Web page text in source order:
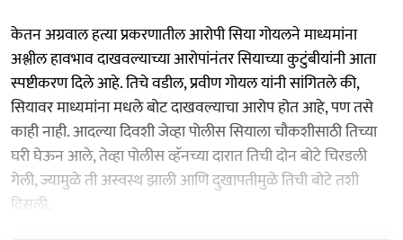
केतन अग्रवाल हत्या प्रकरणातील आरोपी सिया गोयलने माध्यमांना
अश्लील हावभाव दाखवल्याच्या आरोपांनंतर सियाच्या कुटुंबीयांनी आता
स्पष्टीकरण दिले आहे. तिचे वडील, प्रवीण गोयल यांनी सांगितले की,
सियावर माध्यमांना मधले बोट दाखवल्याचा आरोप होत आहे, पण तसे
काही नाही. आदल्या दिवशी जेव्हा पोलीस सियाला चौकशीसाठी तिच्या
घरी घेऊन आले, तेव्हा पोलीस व्हॅनच्या दारात तिची दोन बोटे चिरडली
गेली, ज्यामुळे ती अस्वस्थ झाली आणि दुखापतीमुळे तिची बोटे तशी
दिसली.